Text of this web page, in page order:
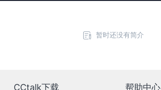
暂时还没有简介
CCtalk下载 帮助中心